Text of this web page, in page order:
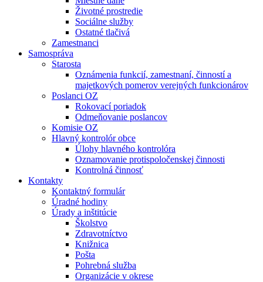
Životné prostredie
Sociálne služby
Ostatné tlačivá
Zamestnanci
Samospráva
Starosta
Oznámenia funkcií, zamestnaní, činností a
majetkových pomerov verejných funkcionárov
Poslanci OZ
Rokovací poriadok
Odmeňovanie poslancov
Komisie OZ
Hlavný kontrolór obce
Úlohy hlavného kontrolóra
Oznamovanie protispoločenskej činnosti
Kontrolná činnosť
Kontakty
Kontaktný formulár
Úradné hodiny
Úrady a inštitúcie
Školstvo
Zdravotníctvo
Knižnica
Pošta
Pohrebná služba
Organizácie v okrese